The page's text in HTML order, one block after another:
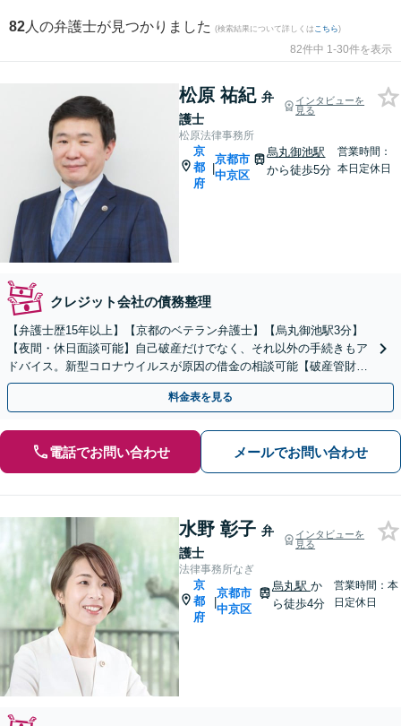
82 人の弁護士が見つかりました (検索結果について詳しくは こちら)
82件中 1-30件を表示
松原 祐紀 弁
護士
インタビューを
見る
松原法律事務所
京
都
府
|
京都市
中京区
烏丸御池駅
から徒歩5分
営業時間：
本日定休日
クレジット会社の債務整理
【弁護士歴15年以上】【京都のベテラン弁護士】【烏丸御池駅3分】
【夜間・休日面談可能】自己破産だけでなく、それ以外の手続きもア
ドバイス。新型コロナウイルスが原因の借金の相談可能【破産管財人
の経験あり】【初回相談無料】【個室で相談可能】
料金表を見る
電話でお問い合わせ メールでお問い合わせ
水野 彰子 弁
護士
インタビューを
見る
法律事務所なぎ
京
都
府
|
京都市
中京区
烏丸駅 か
ら徒歩4分
営業時間：本
日定休日